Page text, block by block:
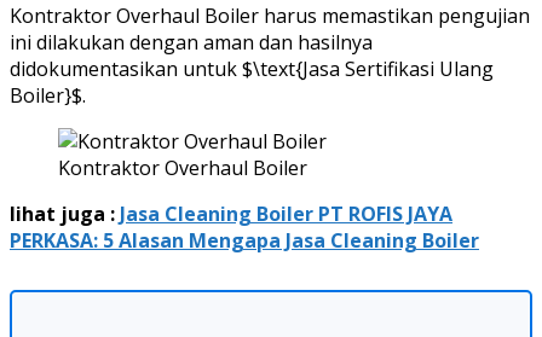
Kontraktor Overhaul Boiler harus memastikan pengujian
ini dilakukan dengan aman dan hasilnya
didokumentasikan untuk $\text{Jasa Sertifikasi Ulang
Boiler}$.
Kontraktor Overhaul Boiler
lihat juga : Jasa Cleaning Boiler PT ROFIS JAYA
PERKASA: 5 Alasan Mengapa Jasa Cleaning Boiler